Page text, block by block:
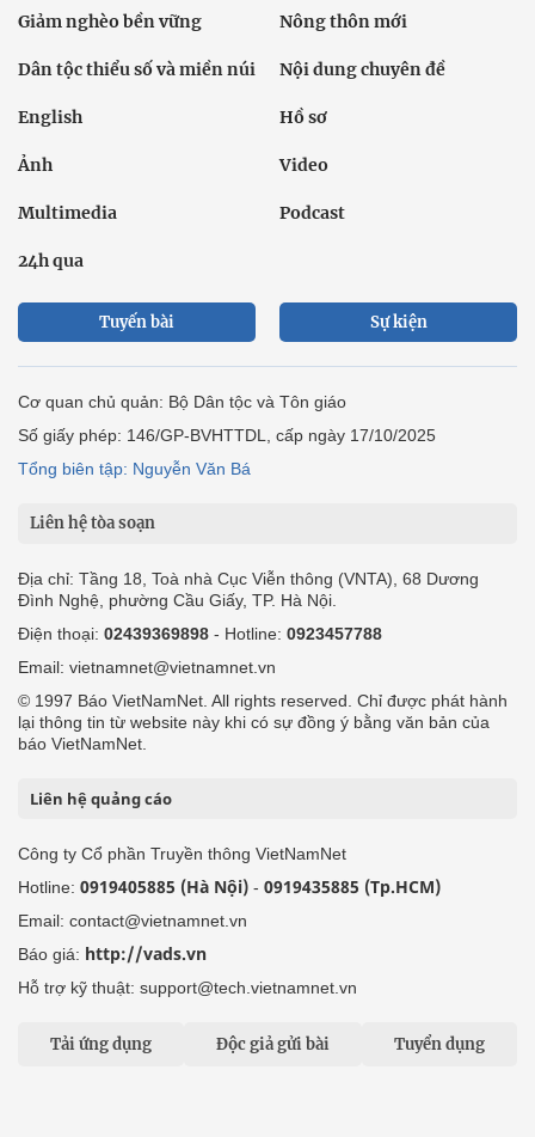
Giảm nghèo bền vững Nông thôn mới
Dân tộc thiểu số và miền núi Nội dung chuyên đề
English Hồ sơ
Ảnh Video
Multimedia Podcast
24h qua
Tuyến bài Sự kiện
Cơ quan chủ quản: Bộ Dân tộc và Tôn giáo
Số giấy phép: 146/GP-BVHTTDL, cấp ngày 17/10/2025
Tổng biên tập: Nguyễn Văn Bá
Liên hệ tòa soạn
Địa chỉ: Tầng 18, Toà nhà Cục Viễn thông (VNTA), 68 Dương
Đình Nghệ, phường Cầu Giấy, TP. Hà Nội.
Điện thoại: 02439369898 - Hotline: 0923457788
Email: vietnamnet@vietnamnet.vn
© 1997 Báo VietNamNet. All rights reserved. Chỉ được phát hành
lại thông tin từ website này khi có sự đồng ý bằng văn bản của
báo VietNamNet.
Liên hệ quảng cáo
Công ty Cổ phần Truyền thông VietNamNet
Hotline: 0919405885 (Hà Nội) - 0919435885 (Tp.HCM)
Email: contact@vietnamnet.vn
Báo giá: http://vads.vn
Hỗ trợ kỹ thuật: support@tech.vietnamnet.vn
Tải ứng dụng Độc giả gửi bài Tuyển dụng